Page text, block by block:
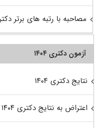
مصاحبه با رتبه های برتر
آزمون دکتری ۱۴۰۴
نتایج دکتری ۱۴۰۴
اعتراض به نتایج دکتری ۱۴۰۴